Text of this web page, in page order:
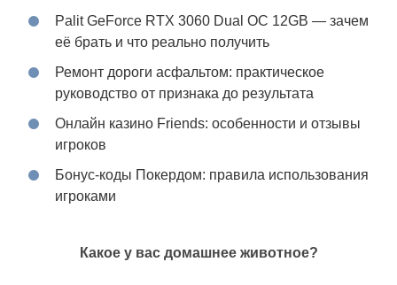
Palit GeForce RTX 3060 Dual OC 12GB — зачем
её брать и что реально получить
Ремонт дороги асфальтом: практическое
руководство от признака до результата
Онлайн казино Friends: особенности и отзывы
игроков
Бонус-коды Покердом: правила использования
игроками
Какое у вас домашнее животное?